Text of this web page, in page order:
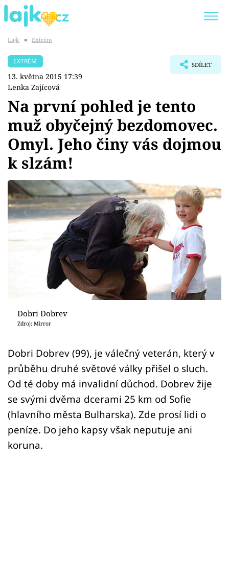
SHOPAHOLICADEL
Témata
Showbyznys
Youtubeři
Virály
Sex a vztahy
Sledujte prima+
Přihlášení
Sledujte nás
Lajk ■ Extrém
EXTRÉM
13. května 2015 17:39
Lenka Zajícová
SDÍLET
Na první pohled je tento
muž obyčejný bezdomovec.
Omyl. Jeho činy vás dojmou
k slzám!
Dobri Dobrev
Zdroj: Mirror
Dobri Dobrev (99), je válečný veterán, který v
průběhu druhé světové války přišel o sluch.
Od té doby má invalidní důchod. Dobrev žije
se svými dvěma dcerami 25 km od Sofie
(hlavního města Bulharska). Zde prosí lidi o
peníze. Do jeho kapsy však neputuje ani
koruna.